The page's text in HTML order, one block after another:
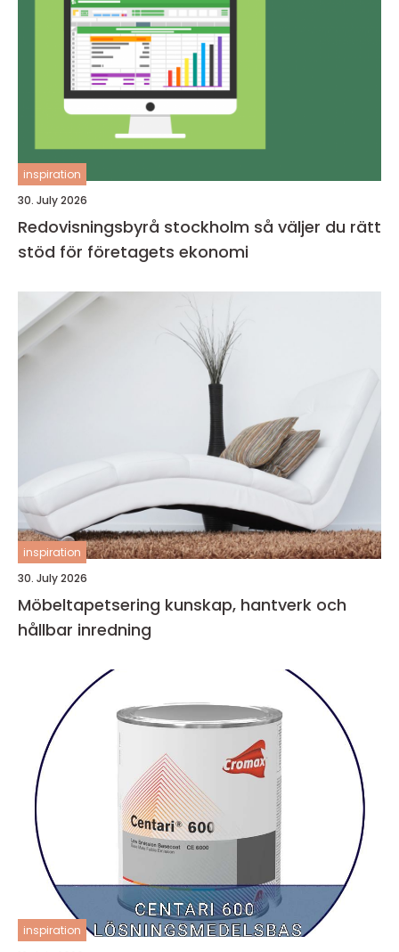
inspiration
30. July 2026
Redovisningsbyrå stockholm så väljer du rätt
stöd för företagets ekonomi
inspiration
30. July 2026
Möbeltapetsering kunskap, hantverk och
hållbar inredning
inspiration